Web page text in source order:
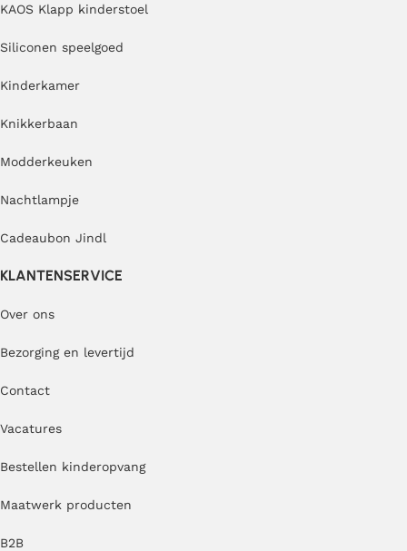
KAOS Klapp kinderstoel
Siliconen speelgoed
Kinderkamer
Knikkerbaan
Modderkeuken
Nachtlampje
Cadeaubon Jindl
KLANTENSERVICE
Over ons
Bezorging en levertijd
Contact
Vacatures
Bestellen kinderopvang
Maatwerk producten
B2B